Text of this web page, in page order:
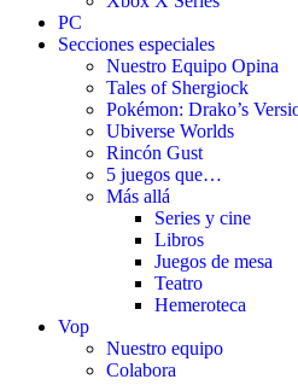
PC
Secciones especiales
Nuestro Equipo Opina
Tales of Shergiock
Pokémon: Drako’s
Ubiverse Worlds
Rincón Gust
5 juegos que…
Más allá
Series y cine
Libros
Juegos de mesa
Teatro
Hemeroteca
Vop
Nuestro equipo
Colabora